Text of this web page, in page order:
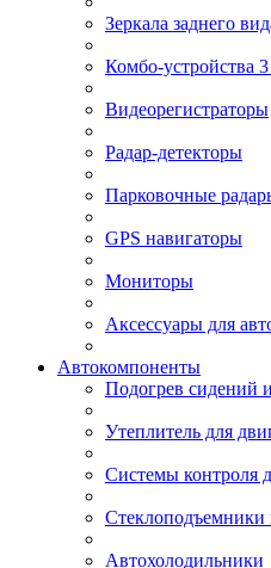
Зеркала заднего
Комбо-устройства 3
Видеорегистраторы
Радар-детекторы
Парковочные
GPS навигаторы
Мониторы
Аксессуары для
Автокомпоненты
Подогрев сидений
Утеплитель для
Системы контроля
Стеклоподъемники
Автохолодильники